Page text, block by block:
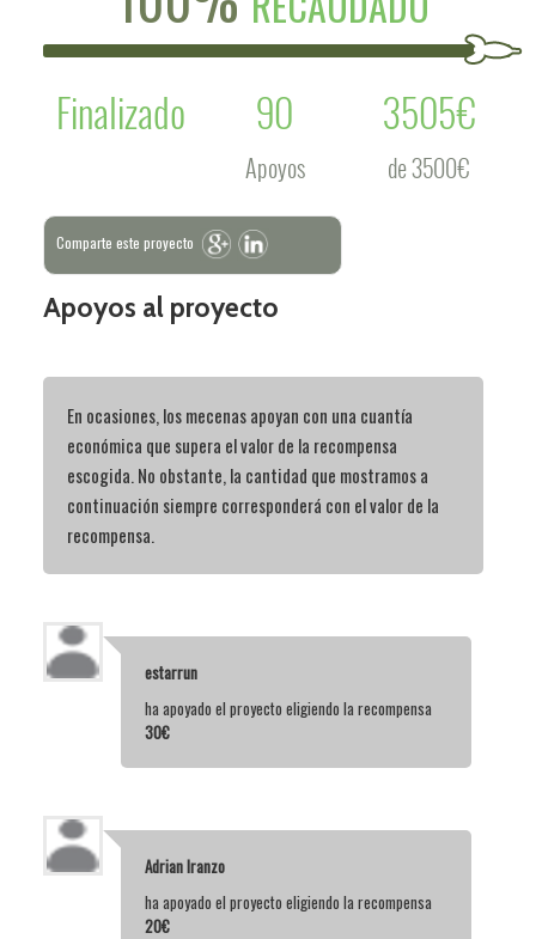
Finalizado
90
Apoyos
3505€
de 3500€
Comparte este proyecto
Apoyos al proyecto
En ocasiones, los mecenas apoyan con una cuantía
económica que supera el valor de la recompensa
escogida. No obstante, la cantidad que mostramos a
continuación siempre corresponderá con el valor de la
recompensa.
estarrun
ha apoyado el proyecto eligiendo la recompensa
30€
Adrian Iranzo
ha apoyado el proyecto eligiendo la recompensa
20€